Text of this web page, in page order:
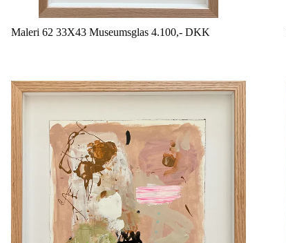
Maleri 62 33X43 Museumsglas 4.100,- DKK